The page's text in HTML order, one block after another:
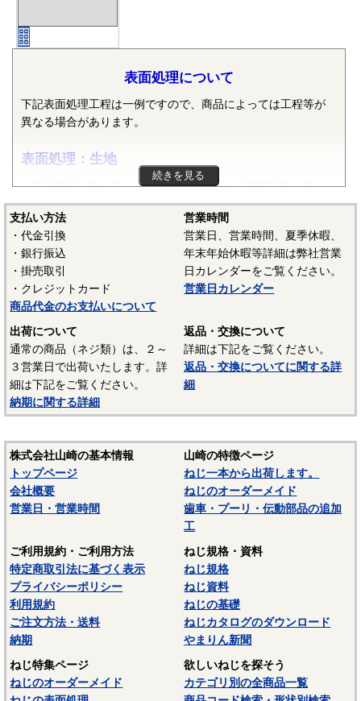
表面処理について
下記表面処理工程は一例ですので、商品によっては工程等が
異なる場合があります。
表面処理：生地
表面処理を施していない、素材そのままの状態です。鉄の
場合は生地の状態では錆が発生するため、通常は防錆油を塗
布しています。また、ねじ業界では材質が鉄で熱処理をして
黒色酸化皮膜を形成したものを「生地」という場合がありま
す。また熱処理後に黒色酸化皮膜を除去したあとに、表面処
理の黒染めを行う場合があり、黒色酸化皮膜＋防錆油塗布の
ものも「生地」と呼ぶ場合があります。
☆ねじに使用される表面処理については下記ページにも掲載
しています。ご参照ください。
〇 表面処理
〇ねじの塗装、表面処理
続きを見る
支払い方法
・代金引換
・銀行振込
・掛売取引
・クレジットカード
商品代金のお支払いについて
営業時間
営業日、営業時間、夏季休暇、
年末年始休暇等詳細は弊社営業
日カレンダーをご覧ください。
営業日カレンダー
出荷について
通常の商品（ネジ類）は、２～
３営業日で出荷いたします。詳
細は下記をご覧ください。
納期に関する詳細
返品・交換について
詳細は下記をご覧ください。
返品・交換についてに関する詳
細
株式会社山崎の基本情報
トップページ
会社概要
営業日・営業時間
山崎の特徴ページ
ねじ一本から出荷します。
ねじのオーダーメイド
歯車・プーリ・伝動部品の追加
工
ご利用規約・ご利用方法
特定商取引法に基づく表示
プライバシーポリシー
利用規約
ご注文方法・送料
納期
ねじ規格・資料
ねじ規格
ねじ資料
ねじの基礎
ねじカタログのダウンロード
やまりん新聞
ねじ特集ページ
ねじのオーダーメイド
欲しいねじを探そう
カテゴリ別の全商品一覧